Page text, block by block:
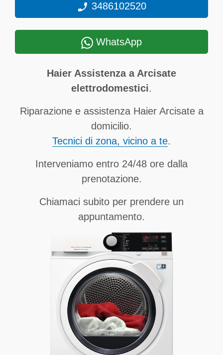
3486102520
WhatsApp
Haier Assistenza a Arcisate
elettrodomestici.
Riparazione e assistenza Haier Arcisate a
domicilio.
Tecnici di zona, vicino a te.
Interveniamo entro 24/48 ore dalla
prenotazione.
Chiamaci subito per prendere un
appuntamento.